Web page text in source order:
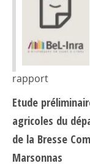
rapport
Etude
agricoles du
de la Bresse
Marsonnas